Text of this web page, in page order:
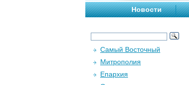
Новости
Самый Восточный
Митрополия
Епархия